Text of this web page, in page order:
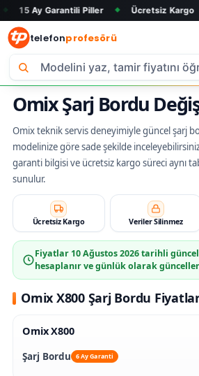
Piller ◆ Ücretsiz Kargo ◆
telefonprofesörü
Omix Şarj Bordu
Omix teknik servis deneyimiyle güncel şarj
modelinize göre sade şekilde
garanti bilgisi ve ücretsiz kargo süreci aynı
sunulur.
Ücretsiz Kargo Veriler Silinmez
Fiyatlar 10 Ağustos 2026tarihli
hesaplanır ve günlük olarak
Omix X800 Şarj Bordu
Omix X800
Şarj Bordu 6 Ay Garanti